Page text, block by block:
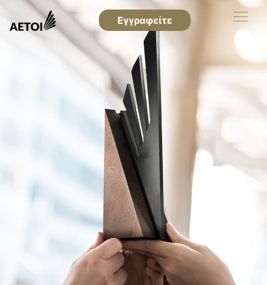
Εγγραφείτε